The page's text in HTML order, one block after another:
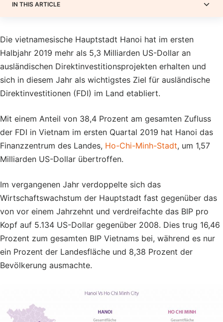
IN THIS ARTICLE
Die vietnamesische Hauptstadt Hanoi hat im ersten
Halbjahr 2019 mehr als 5,3 Milliarden US-Dollar an
ausländischen Direktinvestitionsprojekten erhalten und
sich in diesem Jahr als wichtigstes Ziel für ausländische
Direktinvestitionen (FDI) im Land etabliert.
Mit einem Anteil von 38,4 Prozent am gesamten Zufluss
der FDI in Vietnam im ersten Quartal 2019 hat Hanoi das
Finanzzentrum des Landes, Ho-Chi-Minh-Stadt, um 1,57
Milliarden US-Dollar übertroffen.
Im vergangenen Jahr verdoppelte sich das
Wirtschaftswachstum der Hauptstadt fast gegenüber das
von vor einem Jahrzehnt und verdreifachte das BIP pro
Kopf auf 5.134 US-Dollar gegenüber 2008. Dies trug 16,46
Prozent zum gesamten BIP Vietnams bei, während es nur
ein Prozent der Landesfläche und 8,38 Prozent der
Bevölkerung ausmachte.